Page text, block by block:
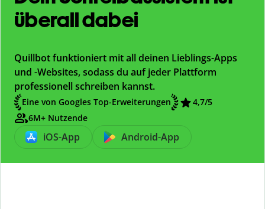
überall dabei
Quillbot funktioniert mit all deinen Lieblings-Apps
und -Websites, sodass du auf jeder Plattform
professionell schreiben kannst.
Eine von Googles Top-Erweiterungen
4,7/5
6M+ Nutzende
iOS-App Android-App